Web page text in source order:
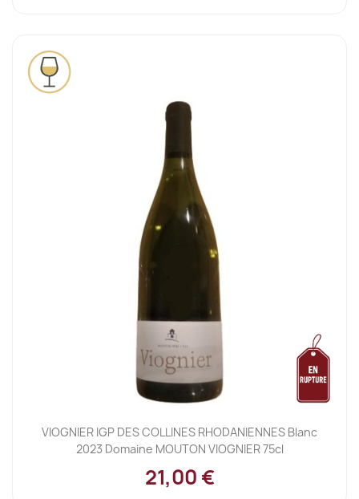
VIOGNIER IGP DES COLLINES RHODANIENNES Blanc
2023 Domaine MOUTON VIOGNIER 75cl
21,00 €